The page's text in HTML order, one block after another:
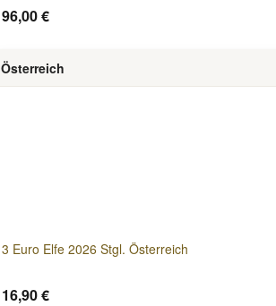
96,00 €
Österreich
3 Euro Elfe 2026 Stgl. Österreich
16,90 €